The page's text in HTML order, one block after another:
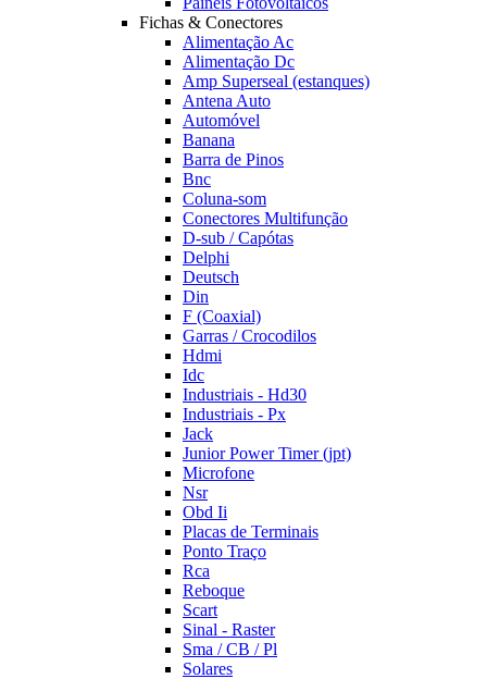
Fichas & Conectores
Alimentação Ac
Alimentação Dc
Amp Superseal (estanques)
Antena Auto
Automóvel
Banana
Barra de Pinos
Bnc
Coluna-som
Conectores Multifunção
D-sub / Capótas
Delphi
Deutsch
Din
F (Coaxial)
Garras / Crocodilos
Hdmi
Idc
Industriais - Hd30
Industriais - Px
Jack
Junior Power Timer (jpt)
Microfone
Nsr
Obd Ii
Placas de Terminais
Ponto Traço
Rca
Reboque
Scart
Sinal - Raster
Sma / CB / Pl
Solares